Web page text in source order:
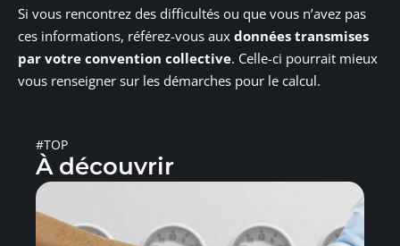
Si vous rencontrez des difficultés ou que vous n’avez pas
ces informations, référez-vous aux données transmises
par votre convention collective. Celle-ci pourrait mieux
vous renseigner sur les démarches pour le calcul.
#TOP
À découvrir